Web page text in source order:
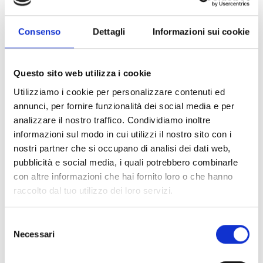
Consenso Dettagli Informazioni sui cookie
Questo sito web utilizza i cookie
Utilizziamo i cookie per personalizzare contenuti ed
annunci, per fornire funzionalità dei social media e per
analizzare il nostro traffico. Condividiamo inoltre
informazioni sul modo in cui utilizzi il nostro sito con i
nostri partner che si occupano di analisi dei dati web,
pubblicità e social media, i quali potrebbero combinarle
con altre informazioni che hai fornito loro o che hanno
raccolto dal tuo utilizzo dei loro servizi.
delNecessari
Altavoces acústicos de
techo
Altavoces acústicos de
pared
Altavoces acústicos de
pared de la serie Music